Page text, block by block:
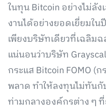
ในทุน Bitcoin อย่างไม่ลัง
งานได้อย่างยอดเยี่ยมใ
เพียงบริษัทเดียวที่เฉลิม
แน่นอนว่าบริษัท
กระแส Bitcoin FOMO (
พลาด ทำให้ลงทุนไม่ทัน
ท่ามกลางองค์กรต่าง ๆ